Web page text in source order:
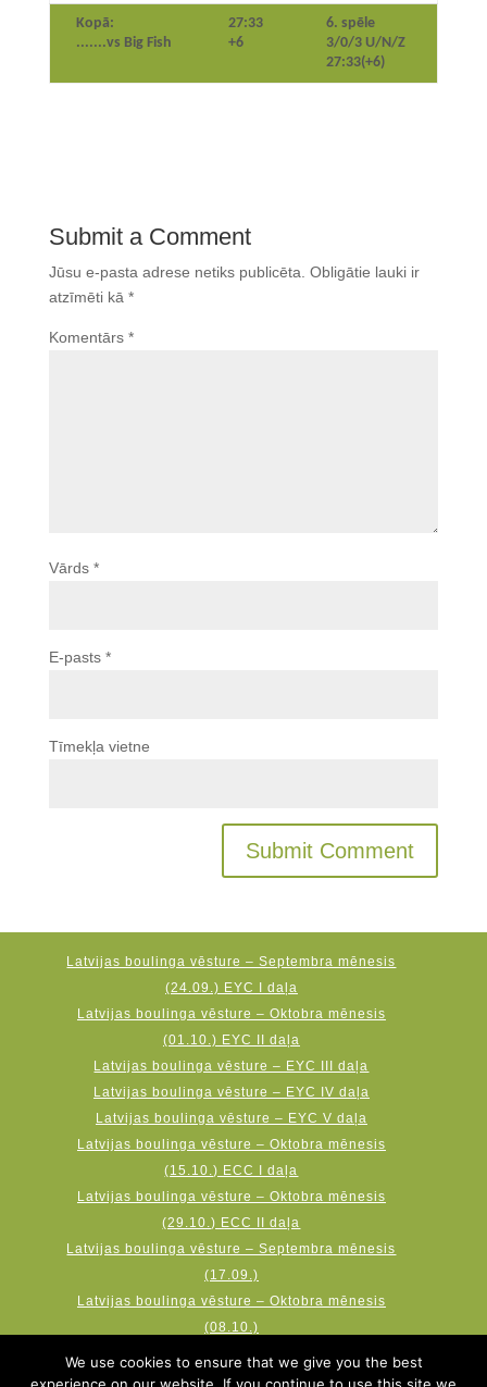
Kopā:
.......vs Big Fish
27:33
+6
6. spēle
3/0/3 U/N/Z
27:33(+6)
Submit a Comment
Jūsu e-pasta adrese netiks publicēta. Obligātie lauki ir
atzīmēti kā *
Komentārs *
Vārds *
E-pasts *
Tīmekļa vietne
Latvijas boulinga vēsture – Septembra mēnesis
(24.09.) EYC I daļa
Latvijas boulinga vēsture – Oktobra mēnesis
(01.10.) EYC II daļa
Latvijas boulinga vēsture – EYC III daļa
Latvijas boulinga vēsture – EYC IV daļa
Latvijas boulinga vēsture – EYC V daļa
Latvijas boulinga vēsture – Oktobra mēnesis
(15.10.) ECC I daļa
Latvijas boulinga vēsture – Oktobra mēnesis
(29.10.) ECC II daļa
Latvijas boulinga vēsture – Septembra mēnesis
(17.09.)
Latvijas boulinga vēsture – Oktobra mēnesis
(08.10.)
Latvijas boulinga vēsture – Novembra mēnesis
(19.11.) AMF Qubica World Cup
We use cookies to ensure that we give you the best